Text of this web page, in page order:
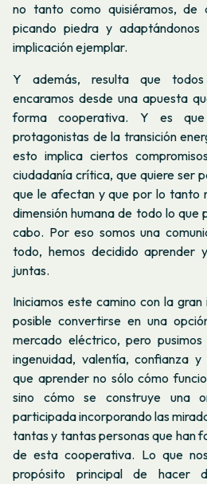
no tanto como quisiéramos, de
picando piedra y
implicación ejemplar.
Y además, resulta que
encaramos desde una apuesta
forma cooperativa. Y es
protagonistas de la transición
esto implica ciertos
ciudadanía crítica, que quiere ser
que le afectan y que por lo tanto
dimensión humana de todo lo que
cabo. Por eso somos una
todo, hemos decidido aprender
juntas.
Iniciamos este camino con la
posible convertirse en una
mercado eléctrico, pero
ingenuidad, valentía, confianza y
que aprender no sólo cómo
sino cómo se construye una
participada incorporando las
tantas y tantas personas que han
de esta cooperativa. Lo que
propósito principal de hacer